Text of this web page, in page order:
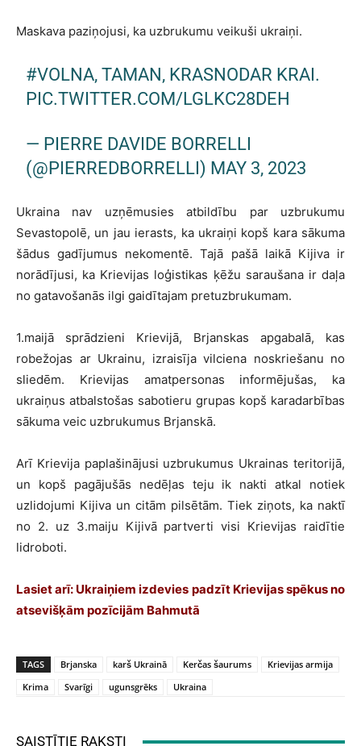
Maskava paziņojusi, ka uzbrukumu veikuši ukraiņi.
#VOLNA, TAMAN, KRASNODAR KRAI.
PIC.TWITTER.COM/LGLKC28DEH
— PIERRE DAVIDE BORRELLI
(@PIERREDBORRELLI) MAY 3, 2023
Ukraina nav uzņēmusies atbildību par uzbrukumu
Sevastopolē, un jau ierasts, ka ukraiņi kopš kara sākuma
šādus gadījumus nekomentē. Tajā pašā laikā Kijiva ir
norādījusi, ka Krievijas loģistikas ķēžu saraušana ir daļa
no gatavošanās ilgi gaidītajam pretuzbrukumam.
1.maijā sprādzieni Krievijā, Brjanskas apgabalā, kas
robežojas ar Ukrainu, izraisīja vilciena noskriešanu no
sliedēm. Krievijas amatpersonas informējušas, ka
ukraiņus atbalstošas sabotieru grupas kopš karadarbības
sākuma veic uzbrukumus Brjanskā.
Arī Krievija paplašinājusi uzbrukumus Ukrainas teritorijā,
un kopš pagājušās nedēļas teju ik nakti atkal notiek
uzlidojumi Kijiva un citām pilsētām. Tiek ziņots, ka naktī
no 2. uz 3.maiju Kijivā partverti visi Krievijas raidītie
lidroboti.
Lasiet arī: Ukraiņiem izdevies padzīt Krievijas spēkus no
atsevišķām pozīcijām Bahmutā
TAGS Brjanska karš Ukrainā Kerčas šaurums
Krievijas armija
Krima
Svarīgi ugunsgrēks Ukraina
SAISTĪTIE RAKSTI